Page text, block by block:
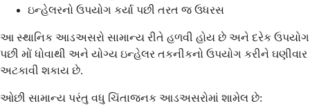
ઇન્હેલરનો ઉપયોગ કર્યા પછી તરત જ ઉધરસ
આ સ્થાનિક આડઅસરો સામાન્ય રીતે હળવી હોય છે અને દરેક ઉપયોગ
પછી મોં ધોવાથી અને યોગ્ય ઇન્હેલર તકનીકનો ઉપયોગ કરીને ઘણીવાર
અટકાવી શકાય છે.
ઓછી સામાન્ય પરંતુ વધુ ચિંતાજનક આડઅસરોમાં શામેલ છે: